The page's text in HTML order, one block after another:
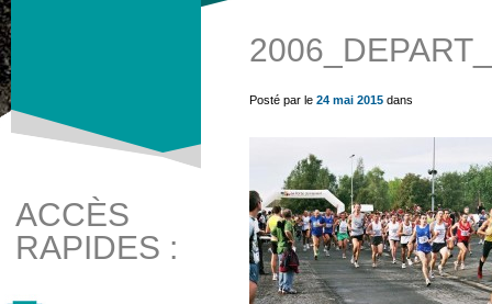
get_post_meta(get_the_ID(), 'thumb', true) ?>
ACCÈS
RAPIDES :
Posté par le 24 mai 2015 dans